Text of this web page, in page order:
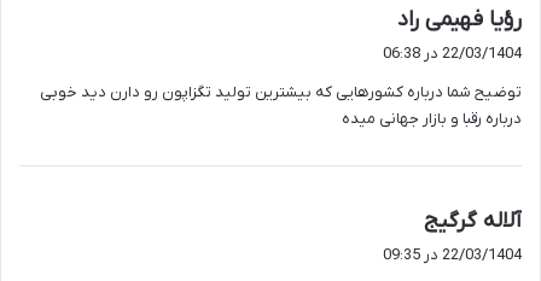
رؤیا فهیمی راد
ف
:
22/03/1404 در 06:38
توضیح شما درباره کشورهایی که بیشترین تولید تگزاپون رو دارن دید خوبی
درباره رقبا و بازار جهانی میده
آلاله گرگیج
ف
22/03/1404 در 09:35